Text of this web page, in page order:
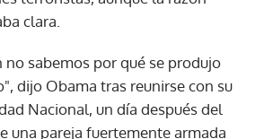
clara.
no sabemos por qué se produjo
dijo Obama tras reunirse con su
Nacional, un día después del
una pareja fuertemente armada